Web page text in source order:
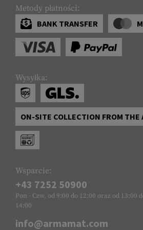
Metody płatności:
BANK TRANSFER
Wysyłka:
ON-SITE COLLECTION FROM THE
Wsparcie:
+43 7252 50900
Pon - Czw. od 9:00 do 12:00 oraz od 13:00
14:00
info@armamat.com